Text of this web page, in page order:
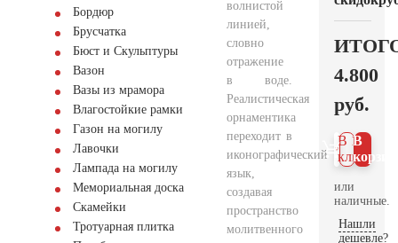
Бордюр
Брусчатка
Бюст и Скульптуры
Вазон
Вазы из мрамора
Влагостойкие рамки
Газон на могилу
Лавочки
Лампада на могилу
Мемориальная доска
Скамейки
Тротуарная плитка
волнистой
линией,
словно
отражение
в воде.
Реалистическая
орнаментика
переходит в
иконографический
язык,
создавая
пространство
молитвенного
4.800
руб.
В
В 1
клик
или
наличные.
Нашли
дешевле?